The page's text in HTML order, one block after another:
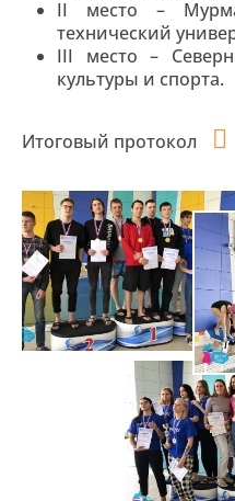
II место –
технический
III место –
культуры и спорта.
Итоговый протокол